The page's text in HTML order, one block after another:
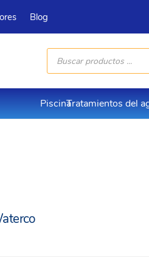
Blog
Búsqueda
productos
PiscinaTratamientos del